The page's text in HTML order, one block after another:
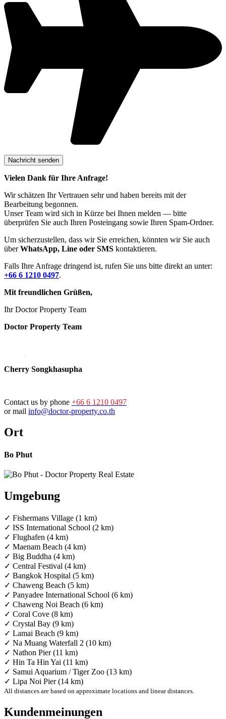
Vielen Dank für Ihre Anfrage!
Wir schätzen Ihr Vertrauen sehr und haben bereits mit der
Bearbeitung begonnen.
Unser Team wird sich in Kürze bei Ihnen melden — bitte
überprüfen Sie auch Ihren Posteingang sowie Ihren Spam-Ordner.
Um sicherzustellen, dass wir Sie erreichen, könnten wir Sie auch
überWhatsApp, Line oder SMS kontaktieren.
Falls Ihre Anfrage dringend ist, rufen Sie uns bitte direkt an unter:
+66 6 1210 0497.
Mit freundlichen Grüßen,
Ihr Doctor Property Team
Doctor Property Team
Cherry Songkhasupha
Contact us by phone +66 6 1210 0497
or mail info@doctor-property.co.th
Ort
Bo Phut
Umgebung
✓ Fishermans Village (1 km)
✓ ISS International School (2 km)
✓ Flughafen (4 km)
✓ Maenam Beach (4 km)
✓ Big Buddha (4 km)
✓ Central Festival (4 km)
✓ Bangkok Hospital (5 km)
✓ Chaweng Beach (5 km)
✓ Panyadee International School (6 km)
✓ Chaweng Noi Beach (6 km)
✓ Coral Cove (8 km)
✓ Crystal Bay (9 km)
✓ Lamai Beach (9 km)
✓ Na Muang Waterfall 2 (10 km)
✓ Nathon Pier (11 km)
✓ Hin Ta Hin Yai (11 km)
✓ Samui Aquarium / Tiger Zoo (13 km)
✓ Lipa Noi Pier (14 km)
All distances are based on approximate locations and linear distances.
Kundenmeinungen